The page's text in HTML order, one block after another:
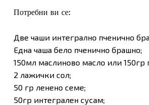
Потребни ви се:
Две чаши интегрално пченично
Една чаша бело пченично брашно;
150мл маслиново масло или 150гр
2 лажички сол;
50 гр ленено семе;
50гр интегрален сусам;